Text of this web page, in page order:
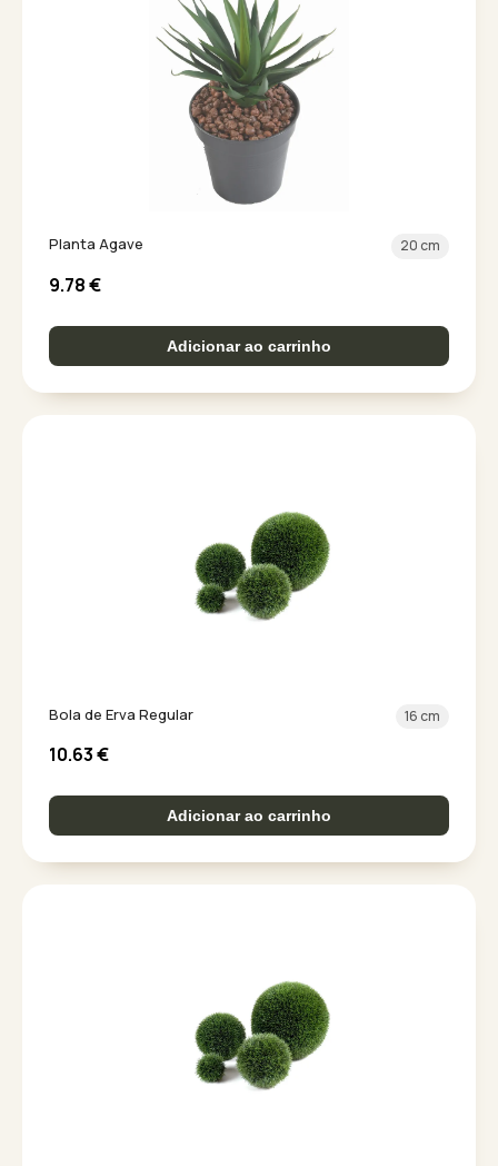
Planta Agave 20 cm
9.78€
Adicionar ao carrinho
Bola de Erva Regular 16 cm
10.63€
Adicionar ao carrinho